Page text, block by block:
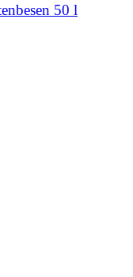
50 l